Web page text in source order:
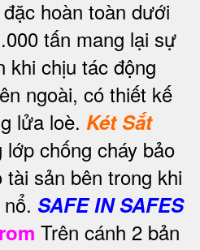
hoàn toàn dưới
tấn mang lại sự
khi chịu tác động
ngoài, có thiết kế
lửa loè. Két Sắt
lớp chống cháy bảo
sản bên trong khi
SAFE IN SAFES
Trên cánh 2 bản